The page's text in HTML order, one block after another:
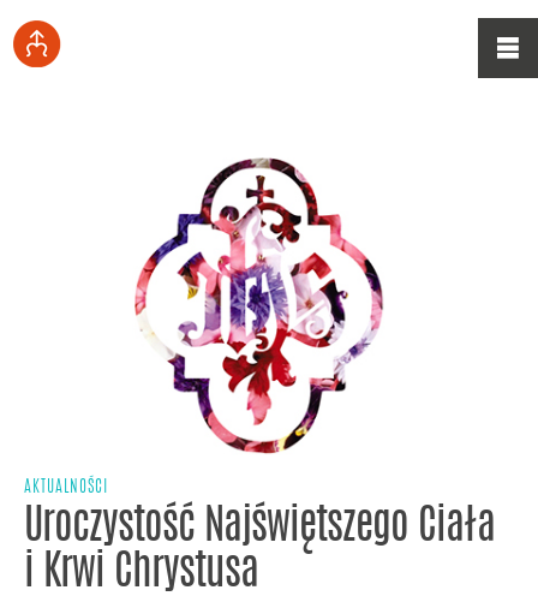
AKTUALNOŚCI
Uroczystość Najświętszego Ciała
i Krwi Chrystusa